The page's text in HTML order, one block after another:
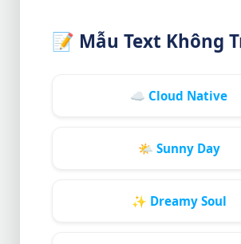
📝 Mẫu Text Không
☁️ Cloud Native
🌤️ Sunny Day
✨ Dreamy Soul